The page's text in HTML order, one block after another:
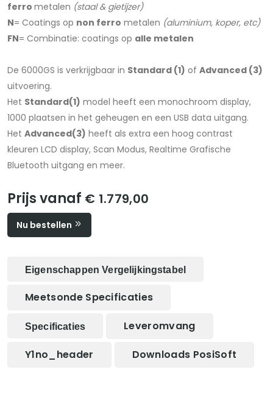
ferro metalen (staal & gietijzer)
N= Coatings op non ferro metalen (aluminium, koper, etc)
FN= Combinatie: coatings op alle metalen
De 6000GS is verkrijgbaar in Standard (1) of Advanced (3)
uitvoering.
Het Standard(1) model heeft een monochroom display,
1000 plaatsen in het geheugen en een USB data uitgang.
Het Advanced(3) heeft als extra een hoog contrast
kleuren LCD display, Scan Modus, Realtime Grafische
Bluetooth uitgang en meer.
Prijs vanaf € 1.779,00
Nu bestellen
Eigenschappen Vergelijkingstabel
Meetsonde Specificaties
Specificaties Leveromvang
Y1no_header Downloads PosiSoft